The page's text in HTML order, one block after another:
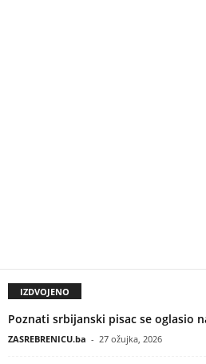
IZDVOJENO
Poznati srbijanski pisac se oglasio
ZASREBRENICU.ba - 27 ožujka, 2026